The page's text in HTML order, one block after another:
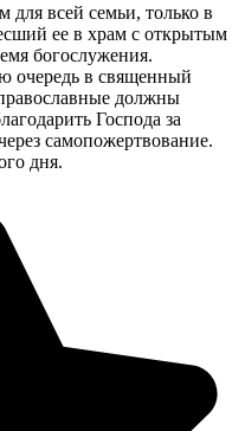
для всей семьи, только в
ее в храм с открытым
богослужения.
очередь в священный
должны
Господа за
самопожертвование.
дня.